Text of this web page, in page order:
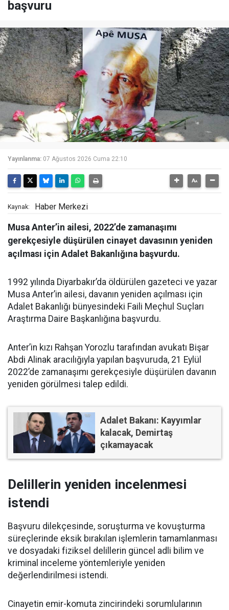
başvuru
Yayınlanma: 07 Ağustos 2026 Cuma 22:10
Kaynak: Haber Merkezi
Musa Anter’in ailesi, 2022’de zamanaşımı
gerekçesiyle düşürülen cinayet davasının yeniden
açılması için Adalet Bakanlığına başvurdu.
1992 yılında Diyarbakır’da öldürülen gazeteci ve yazar
Musa Anter’in ailesi, davanın yeniden açılması için
Adalet Bakanlığı bünyesindeki Faili Meçhul Suçları
Araştırma Daire Başkanlığına başvurdu.
Anter’in kızı Rahşan Yorozlu tarafından avukatı Bişar
Abdi Alinak aracılığıyla yapılan başvuruda, 21 Eylül
2022’de zamanaşımı gerekçesiyle düşürülen davanın
yeniden görülmesi talep edildi.
Adalet Bakanı: Kayyımlar
kalacak, Demirtaş
çıkamayacak
Delillerin yeniden incelenmesi
istendi
Başvuru dilekçesinde, soruşturma ve kovuşturma
süreçlerinde eksik bırakılan işlemlerin tamamlanması
ve dosyadaki fiziksel delillerin güncel adli bilim ve
kriminal inceleme yöntemleriyle yeniden
değerlendirilmesi istendi.
Cinayetin emir-komuta zincirindeki sorumlularının